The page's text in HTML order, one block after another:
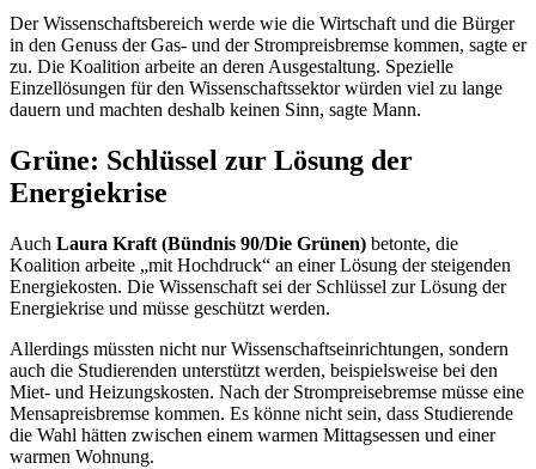
Der Wissenschaftsbereich werde wie die Wirtschaft und die Bürger
in den Genuss der Gas- und der Strompreisbremse kommen, sagte er
zu. Die Koalition arbeite an deren Ausgestaltung. Spezielle
Einzellösungen für den Wissenschaftssektor würden viel zu lange
dauern und machten deshalb keinen Sinn, sagte Mann.
Grüne: Schlüssel zur Lösung der
Energiekrise
Auch Laura Kraft (Bündnis 90/Die Grünen) betonte, die
Koalition arbeite „mit Hochdruck“ an einer Lösung der steigenden
Energiekosten. Die Wissenschaft sei der Schlüssel zur Lösung der
Energiekrise und müsse geschützt werden.
Allerdings müssten nicht nur Wissenschaftseinrichtungen, sondern
auch die Studierenden unterstützt werden, beispielsweise bei den
Miet- und Heizungskosten. Nach der Strompreisebremse müsse eine
Mensapreisbremse kommen. Es könne nicht sein, dass Studierende
die Wahl hätten zwischen einem warmen Mittagsessen und einer
warmen Wohnung.